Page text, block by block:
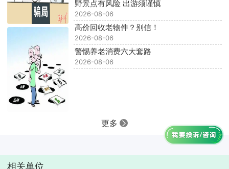
野景点有风险 出游须谨慎
2026-08-06
高价回收老物件？别信！
2026-08-06
警惕养老消费六大套路
2026-08-06
更多
相关单位